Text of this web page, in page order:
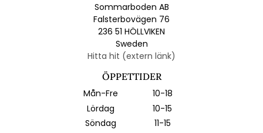
Sommarboden AB
Falsterbovägen 76
236 51 HÖLLVIKEN
Sweden
Hitta hit (extern länk)
ÖPPETTIDER
Mån-Fre
10-18
Lördag
10-15
Söndag
11-15